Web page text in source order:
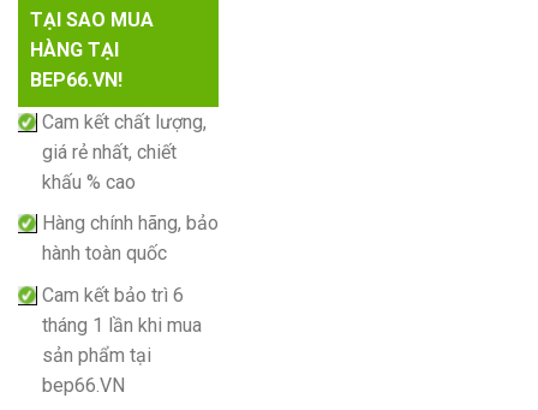
TẠI SAO MUA
HÀNG TẠI
BEP66.VN!
Cam kết chất lượng,
giá rẻ nhất, chiết
khấu % cao
Hàng chính hãng, bảo
hành toàn quốc
Cam kết bảo trì 6
tháng 1 lần khi mua
sản phẩm tại
bep66.VN